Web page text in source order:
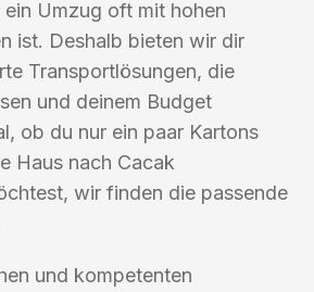
Umzug oft mit hohen
ist. Deshalb bieten wir dir
Transportlösungen, die
und deinem Budget
ob du nur ein paar Kartons
Haus nach Cacak
wir finden die passende
und kompetenten